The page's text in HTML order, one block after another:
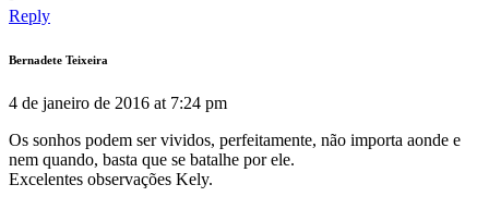
Reply
Bernadete Teixeira
4 de janeiro de 2016 at 7:24 pm
Os sonhos podem ser vividos, perfeitamente, não importa aonde e
nem quando, basta que se batalhe por ele.
Excelentes observações Kely.